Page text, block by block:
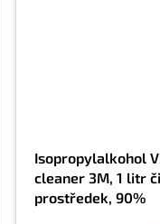
Isopropylalkohol
cleaner 3M, 1 litr
prostředek, 90%